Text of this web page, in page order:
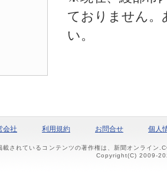
ておりません。
い。
会社 利用規約 お問合せ 個人
載されているコンテンツの著作権は、新聞オンライン
Copyright(C) 2009-